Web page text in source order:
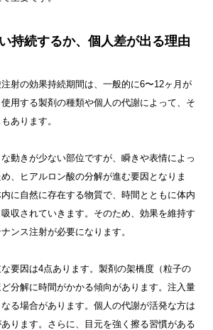
持続するか、個人差が出る理由
射の効果持続期間は、一般的に6〜12ヶ月が
用する製剤の種類や個人の代謝によって、そ
あります。
動きが少ない部位ですが、瞬きや表情によっ
、ヒアルロン酸の分解が進む要因となりま
に自然に存在する物質で、時間とともに体内
収されていきます。そのため、効果を維持す
ンス注射が必要になります。
要因は4点あります。製剤の架橋度（粒子の
分解に時間がかかる傾向があります。注入量
る場合があります。個人の代謝が活発な方は
ります。さらに、目元を強く擦る習慣がある